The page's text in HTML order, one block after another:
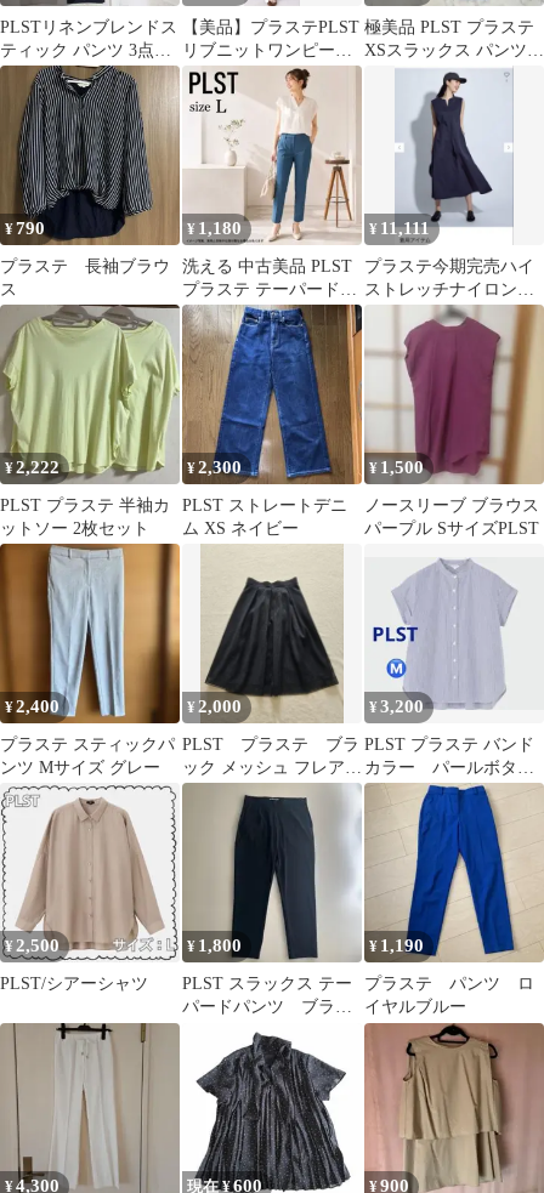
PLSTリネンブレンドス
ティック パンツ 3点セ
ット XLサイズ
【美品】プラステPLST
リブニットワンピース
ベージュ×ブラック S
匿名配送
極美品 PLST プラステ
XSスラックス パンツ
ブルー センタープレス
¥790
プラステ 長袖ブラウ
ス
¥ 1,180
洗える 中古美品 PLST
プラステ テーパードパ
ンツ L ライトブルー
114
¥ 11,111
プラステ今期完売ハイ
ストレッチナイロンフ
レアワンピースS
¥2,222
PLST プラステ 半袖カ
ットソー 2枚セット
¥2,300
PLST ストレートデニ
ム XS ネイビー
¥ 1,500
ノースリーブ ブラウス
パープル SサイズPLST
¥2,400
プラステ スティックパ
ンツ Mサイズ グレー
¥ 2,000
PLST プラステ ブラ
ック メッシュ フレアス
カート 黒 夏用
¥3,200
PLST プラステ バンド
カラー パールボタン
シャツ ストライプ
ブルー Ｍ
¥2,500
PLST/シアーシャツ
¥ 1,800
PLST スラックス テー
パードパンツ ブラッ
ク XXSサイズ
¥ 1,190
プラステ パンツ ロ
イヤルブルー
¥4,300 現在 ¥600 ¥900